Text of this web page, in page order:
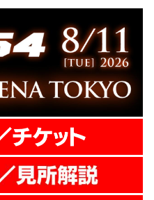
が出席した。 早くも浅
の再戦が決定！ 両者は
晦日の女子スーパーアトム